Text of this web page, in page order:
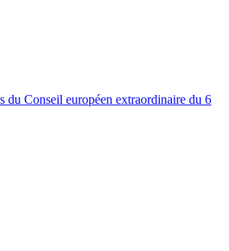
du Conseil européen extraordinaire du 6